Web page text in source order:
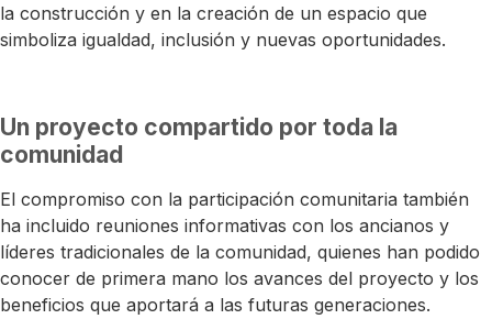
la construcción y en la creación de un espacio que
simboliza igualdad, inclusión y nuevas oportunidades.
Un proyecto compartido por toda la
comunidad
El compromiso con la participación comunitaria también
ha incluido reuniones informativas con los ancianos y
líderes tradicionales de la comunidad, quienes han podido
conocer de primera mano los avances del proyecto y los
beneficios que aportará a las futuras generaciones.